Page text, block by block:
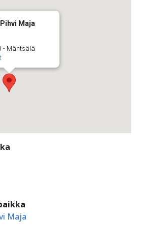
Maja
- Mäntsälä
Maja